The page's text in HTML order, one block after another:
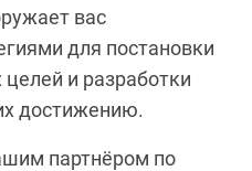
вас
для постановки
и разработки
достижению.
партнёром по